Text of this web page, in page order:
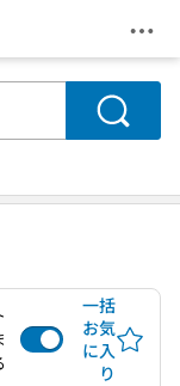
メ
検索
一括
お気
に入
り